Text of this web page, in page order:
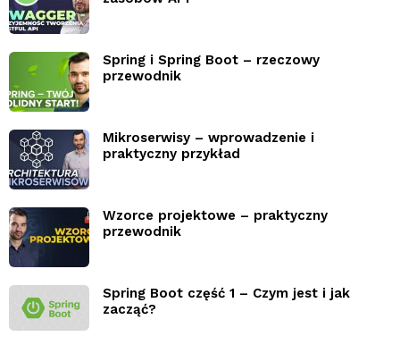
Spring i Spring Boot – rzeczowy
przewodnik
Mikroserwisy – wprowadzenie i
praktyczny przykład
Wzorce projektowe – praktyczny
przewodnik
Spring Boot część 1 – Czym jest i jak
zacząć?